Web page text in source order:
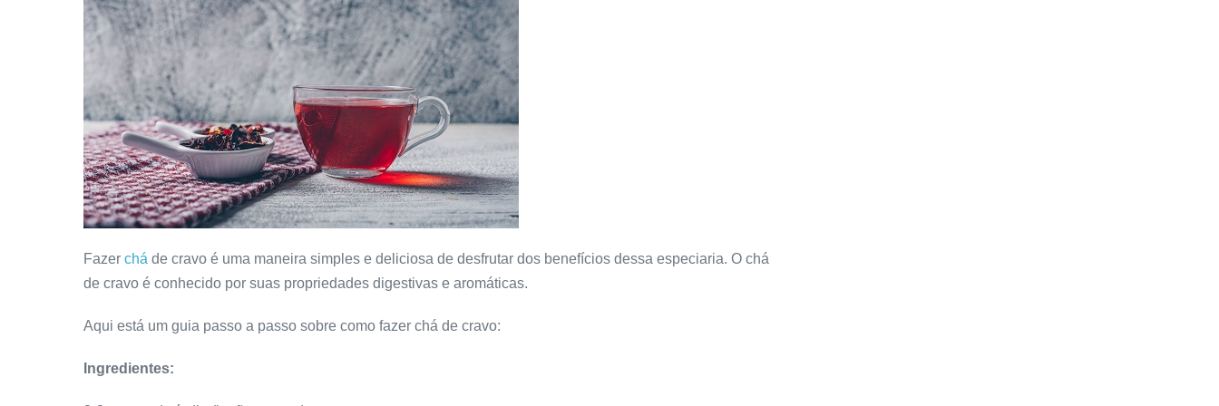
Fazer chá de cravo é uma maneira simples e deliciosa de desfrutar dos benefícios dessa especiaria. O chá
de cravo é conhecido por suas propriedades digestivas e aromáticas.
Aqui está um guia passo a passo sobre como fazer chá de cravo:
Ingredientes: